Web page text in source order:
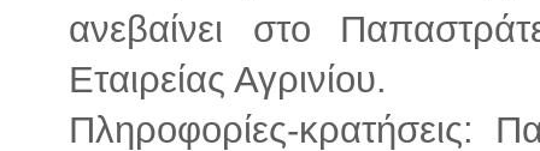
ανεβαίνει στο
Εταιρείας Αγρινίου.
Πληροφορίες-κρατήσεις: